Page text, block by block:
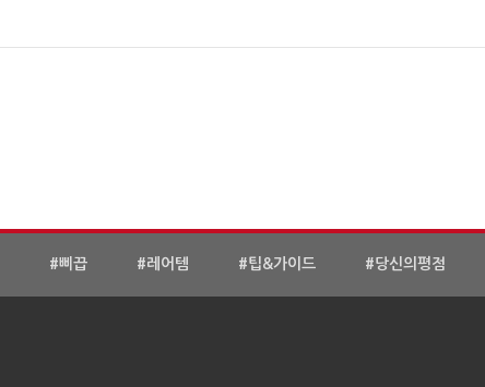
#삐끕 #레어템 #팁&가이드 #당신의평점